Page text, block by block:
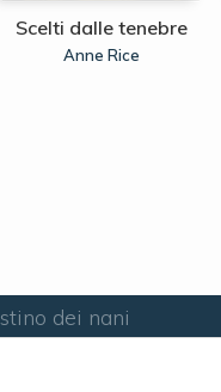
Scelti dalle tenebre
Anne Rice
dei nani